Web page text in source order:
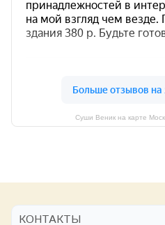
Суши Веник на карте
КОНТАКТЫ